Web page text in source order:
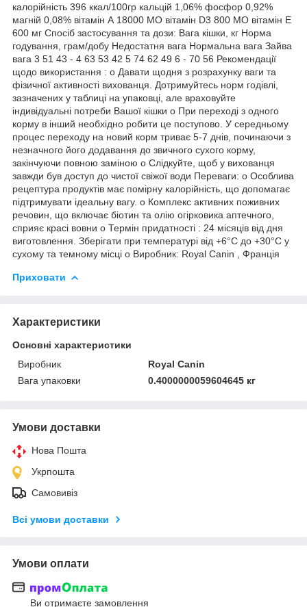
калорійність 396 ккал/100гр кальцій 1,06% фосфор 0,92%
магній 0,08% вітамін А 18000 МО вітамін D3 800 МО вітамін Е
600 мг Спосіб застосування та дози: Вага кішки, кг Норма
годування, грам/добу Недостатня вага Нормальна вага Зайва
вага 3 51 43 - 4 63 53 42 5 74 62 49 6 - 70 56 Рекомендації
щодо використання : o Давати щодня з розрахунку ваги та
фізичної активності вихованця. Дотримуйтесь норм годівлі,
зазначених у таблиці на упаковці, але враховуйте
індивідуальні потреби Вашої кішки o При переході з одного
корму в інший необхідно робити це поступово. У середньому
процес переходу на новий корм триває 5-7 днів, починаючи з
незначного його додавання до звичного сухого корму,
закінчуючи повною заміною o Слідкуйте, щоб у вихованця
завжди був доступ до чистої свіжої води Переваги: o Особлива
рецептура продуктів має помірну калорійність, що допомагає
підтримувати ідеальну вагу. o Комплекс активних поживних
речовин, що включає біотин та олію огірковика аптечного,
сприяє красі вовни o Термін придатності : 24 місяців від дня
виготовлення. Зберігати при температурі від +6°С до +30°С у
сухому та темному місці o Виробник: Royal Canin , Франція
Приховати
Характеристики
Основні характеристики
Виробник
Royal Canin
Вага упаковки
0.4000000059604645 кг
Умови доставки
Нова Пошта
Укрпошта
Самовивіз
Всі умови доставки
Умови оплати
Ви отримаєте замовлення